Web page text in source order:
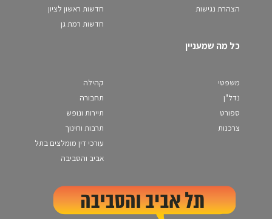
הצהרת נגישות
חדשות ראשון לציון
חדשות רמת גן
כל מה שמעניין
משפטי
נדל"ן
ספורט
צרכנות
קהילה
תחבורה
תיירות ונופש
תרבות וחינוך
עורכי דין מומלצים בתל
אביב והסביבה